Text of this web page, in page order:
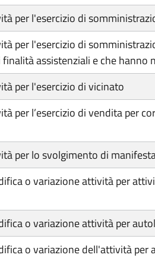
per l'esercizio di
per l'esercizio di
assistenziali e che hanno
per l'esercizio di vicinato
per l’esercizio di vendita per
per lo svolgimento di
o variazione attività per
o variazione attività per
o variazione dell'attività per